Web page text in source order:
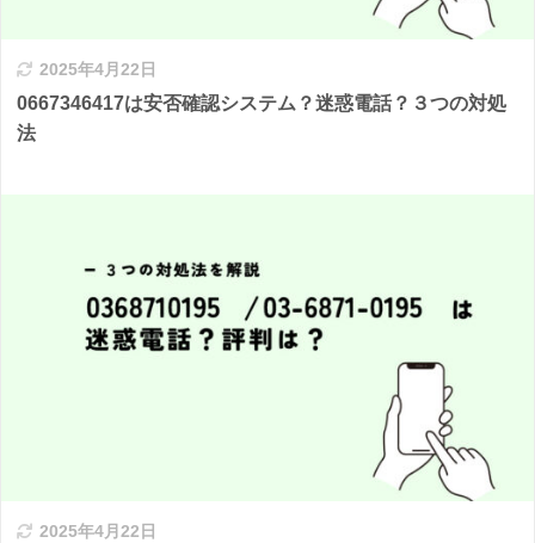
2025年4月22日
0667346417は安否確認システム？迷惑電話？３つの対処
法
2025年4月22日